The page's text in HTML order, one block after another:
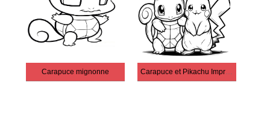
Carapuce mignonne Carapuce et Pikachu Imprimer